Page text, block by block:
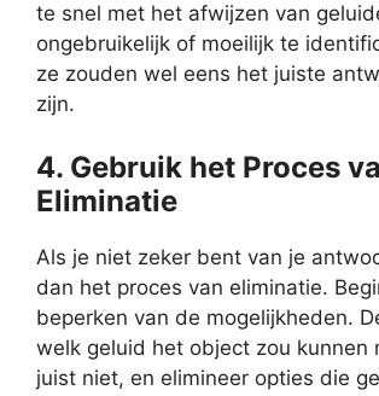
te snel met het afwijzen van
ongebruikelijk of moeilijk te
ze zouden wel eens het juiste
zijn.
4. Gebruik het Proces
Eliminatie
Als je niet zeker bent van je
dan het proces van eliminatie.
beperken van de mogelijkheden.
welk geluid het object zou kunnen
juist niet, en elimineer opties die